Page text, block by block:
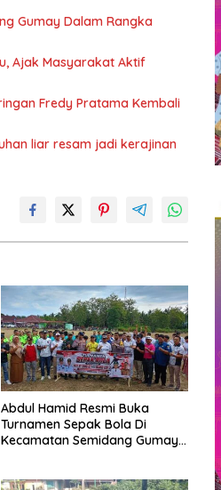
Gumay Dalam Rangka
Ajak Masyarakat Aktif
Fredy Pratama Kembali
liar resam jadi kerajinan
Abdul Hamid Resmi Buka
Turnamen Sepak Bola Di
Kecamatan Semidang Gumay